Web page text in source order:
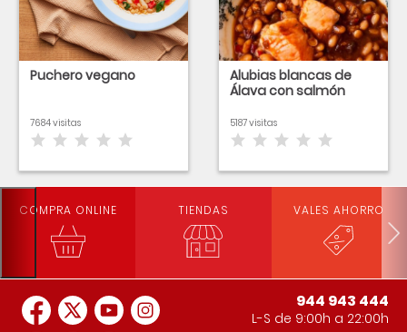
Puchero vegano
7684 visitas
Alubias blancas de
Álava con salmón
5187 visitas
COMPRA ONLINE TIENDAS VALES AHORRO
944 943 444
L-S de 9:00h a 22:00h